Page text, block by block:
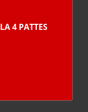
LA 4 PATTES